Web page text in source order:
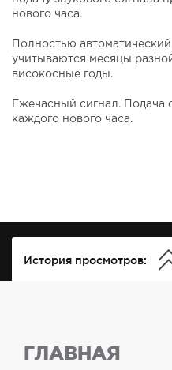
нового часа.
Полностью
учитываются месяцы
високосные годы.
Ежечасный сигнал. Подача
каждого нового часа.
История просмотров:
ГЛАВНАЯ